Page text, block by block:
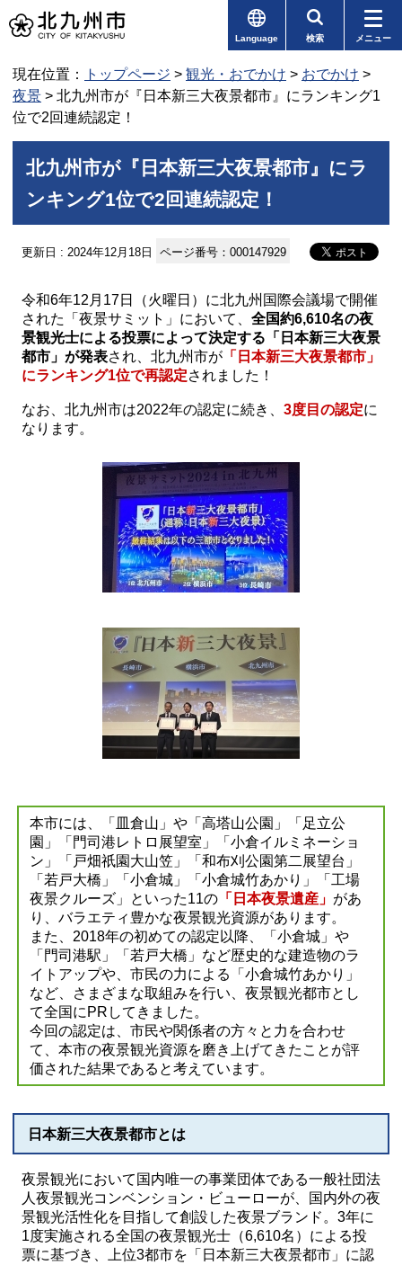
Language 検索 メニュー
現在位置： トップページ > 観光・おでかけ > おでかけ >
夜景 > 北九州市が『日本新三大夜景都市』にランキング1
位で2回連続認定！
北九州市が『日本新三大夜景都市』にラ
ンキング1位で2回連続認定！
更新日 : 2024年12月18日 ページ番号：000147929
令和6年12月17日（火曜日）に北九州国際会議場で開催
された「夜景サミット」において、 全国約6,610名の夜
景観光士による投票によって決定する「日本新三大夜景
都市」が発表され、北九州市が 「日本新三大夜景都市」
にランキング1位で再認定されました！
なお、北九州市は2022年の認定に続き、 3度目の認定に
なります。
本市には、「皿倉山」や「高塔山公園」「足立公
園」「門司港レトロ展望室」「小倉イルミネーショ
ン」「戸畑祇園大山笠」「和布刈公園第二展望台」
「若戸大橋」「小倉城」「小倉城竹あかり」「工場
夜景クルーズ」といった11の 「日本夜景遺産」 があ
り、バラエティ豊かな夜景観光資源があります。
また、2018年の初めての認定以降、「小倉城」や
「門司港駅」「若戸大橋」など歴史的な建造物のラ
イトアップや、市民の力による「小倉城竹あかり」
など、さまざまな取組みを行い、夜景観光都市とし
て全国にPRしてきました。
今回の認定は、市民や関係者の方々と力を合わせ
て、本市の夜景観光資源を磨き上げてきたことが評
価された結果であると考えています。
日本新三大夜景都市とは
夜景観光において国内唯一の事業団体である一般社団法
人夜景観光コンベンション・ビューローが、国内外の夜
景観光活性化を目指して創設した夜景ブランド。3年に
1度実施される全国の夜景観光士（6,610名）による投
票に基づき、上位3都市を「日本新三大夜景都市」に認